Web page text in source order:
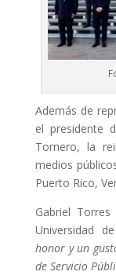
Además de
el presidente
Tornero, la
medios
Puerto Rico,
Gabriel
Universidad
honor y un
de Servicio